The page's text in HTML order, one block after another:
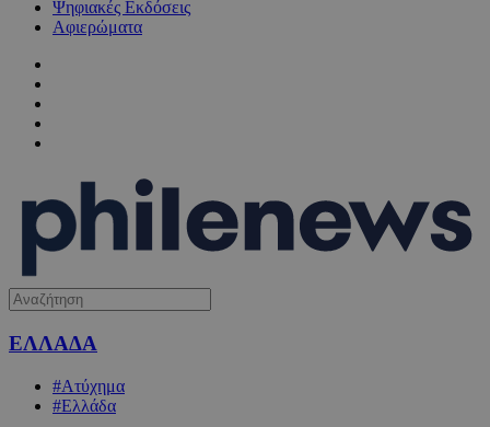
Ψηφιακές Εκδόσεις
Αφιερώματα
ΕΛΛΑΔΑ
#Ατύχημα
#Ελλάδα